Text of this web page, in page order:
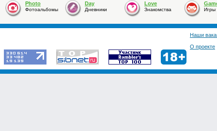
Photo
Фотоальбомы
Day
Дневники
Love
Знакомства Игры
Наши
О проекте